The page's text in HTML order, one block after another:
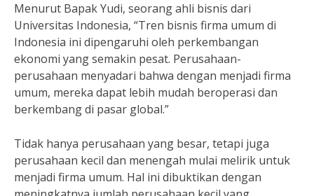
Menurut Bapak Yudi, seorang ahli bisnis dari
Universitas Indonesia, “Tren bisnis firma umum di
Indonesia ini dipengaruhi oleh perkembangan
ekonomi yang semakin pesat. Perusahaan-
perusahaan menyadari bahwa dengan menjadi firma
umum, mereka dapat lebih mudah beroperasi dan
berkembang di pasar global.”
Tidak hanya perusahaan yang besar, tetapi juga
perusahaan kecil dan menengah mulai melirik untuk
menjadi firma umum. Hal ini dibuktikan dengan